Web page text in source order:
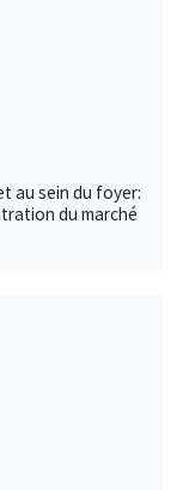
au sein du foyer:
du marché